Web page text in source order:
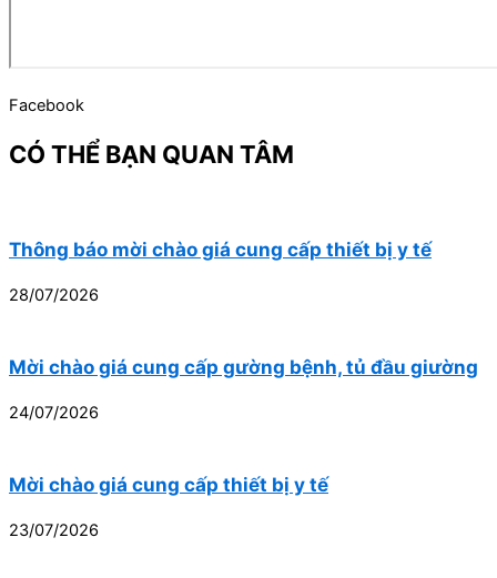
Facebook
CÓ THỂ BẠN QUAN TÂM
Thông báo mời chào giá cung cấp thiết bị y tế
28/07/2026
Mời chào giá cung cấp gường bệnh, tủ đầu giường
24/07/2026
Mời chào giá cung cấp thiết bị y tế
23/07/2026